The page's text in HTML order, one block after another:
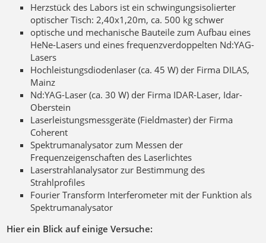
Herzstück des Labors ist ein schwingungsisolierter
optischer Tisch: 2,40x1,20m, ca. 500 kg schwer
optische und mechanische Bauteile zum Aufbau eines
HeNe-Lasers und eines frequenzverdoppelten Nd:YAG-
Lasers
Hochleistungsdiodenlaser (ca. 45 W) der Firma DILAS,
Mainz
Nd:YAG-Laser (ca. 30 W) der Firma IDAR-Laser, Idar-
Oberstein
Laserleistungsmessgeräte (Fieldmaster) der Firma
Coherent
Spektrumanalysator zum Messen der
Frequenzeigenschaften des Laserlichtes
Laserstrahlanalysator zur Bestimmung des
Strahlprofiles
Fourier Transform Interferometer mit der Funktion als
Spektrumanalysator
Hier ein Blick auf einige Versuche: